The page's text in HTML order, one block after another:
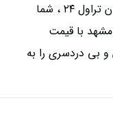
رزرو هتل در مشهد، رزرو تور در مشهد با ایران تراول ۲۴ ، شما
مشهد با قیمت
و بی دردسری را به